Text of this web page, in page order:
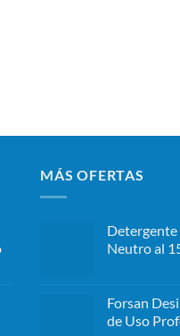
MÁS OFERTAS
Neutro al
Forsan
de Uso